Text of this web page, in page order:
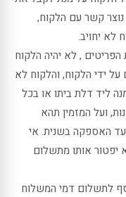
קשר עם הלקוח,
לא יחויב.
, לא יהיה הלקוח
על ידי הלקוח, והלקוח לא
ליד דלת ביתו או בכל
ועל המזמין תהא
האספקה בשנית. אי
יפטור אותו מתשלום
לתשלום דמי המשלוח